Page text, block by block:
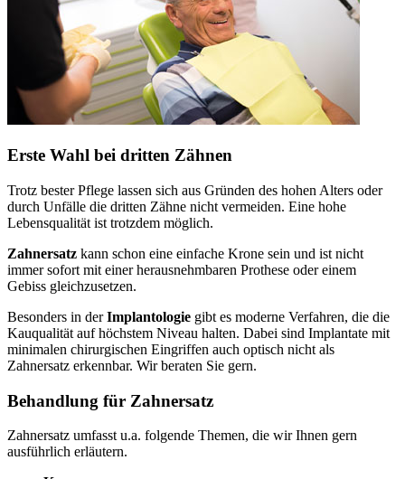
Erste Wahl bei dritten Zähnen
Trotz bester Pflege lassen sich aus Gründen des hohen Alters oder
durch Unfälle die dritten Zähne nicht vermeiden. Eine hohe
Lebensqualität ist trotzdem möglich.
Zahnersatz kann schon eine einfache Krone sein und ist nicht
immer sofort mit einer herausnehmbaren Prothese oder einem
Gebiss gleichzusetzen.
Besonders in derImplantologie gibt es moderne Verfahren, die die
Kauqualität auf höchstem Niveau halten. Dabei sind Implantate mit
minimalen chirurgischen Eingriffen auch optisch nicht als
Zahnersatz erkennbar. Wir beraten Sie gern.
Behandlung für Zahnersatz
Zahnersatz umfasst u.a. folgende Themen, die wir Ihnen gern
ausführlich erläutern.